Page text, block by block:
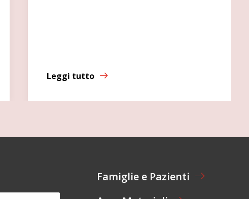
Leggi tutto
Famiglie e Pazienti